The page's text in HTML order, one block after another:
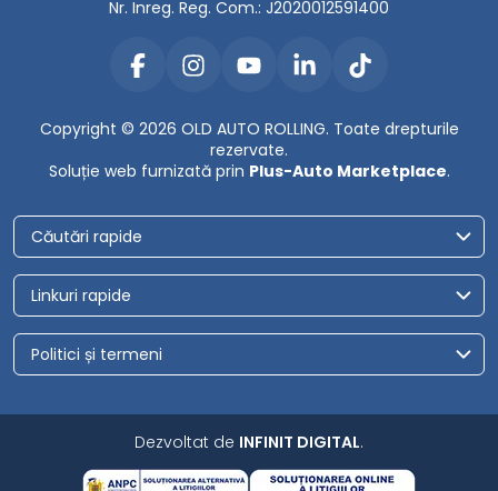
Nr. Inreg. Reg. Com.: J2020012591400
Copyright © 2026 OLD AUTO ROLLING. Toate drepturile
rezervate.
Soluție web furnizată prin Plus-Auto Marketplace.
Căutări rapide
Linkuri rapide
Politici și termeni
Dezvoltat de INFINIT DIGITAL.